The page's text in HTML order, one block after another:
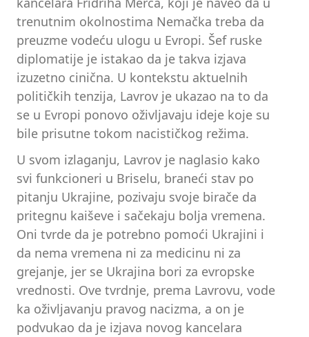
trenutnim okolnostima Nemačka treba da
preuzme vodeću ulogu u Evropi. Šef ruske
diplomatije je istakao da je takva izjava
izuzetno cinična. U kontekstu aktuelnih
političkih tenzija, Lavrov je ukazao na to da
se u Evropi ponovo oživljavaju ideje koje su
bile prisutne tokom nacističkog režima.
U svom izlaganju, Lavrov je naglasio kako
svi funkcioneri u Briselu, braneći stav po
pitanju Ukrajine, pozivaju svoje birače da
pritegnu kaiševe i sačekaju bolja vremena.
Oni tvrde da je potrebno pomoći Ukrajini i
da nema vremena ni za medicinu ni za
grejanje, jer se Ukrajina bori za evropske
vrednosti. Ove tvrdnje, prema Lavrovu, vode
ka oživljavanju pravog nacizma, a on je
podvukao da je izjava novog kancelara